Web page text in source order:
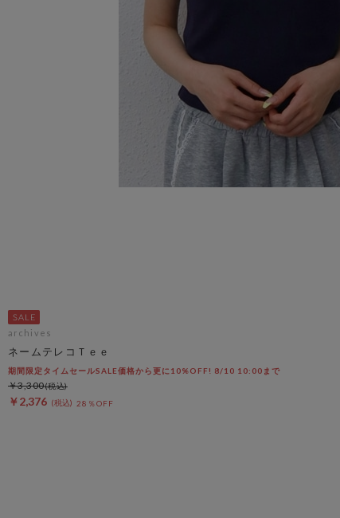
archives
ネームテレコＴｅｅ
期間限定タイムセールSALE価格から更に10%OFF! 8/10 10:00まで
￥2,376 28％OFF
￥3,300